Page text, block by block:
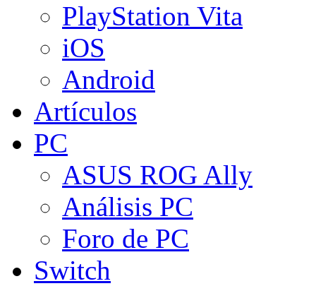
PlayStation Vita
iOS
Android
Artículos
PC
ASUS ROG Ally
Análisis PC
Foro de PC
Switch